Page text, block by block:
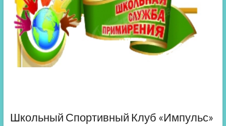
Школьный Спортивный Клуб «Импульс»